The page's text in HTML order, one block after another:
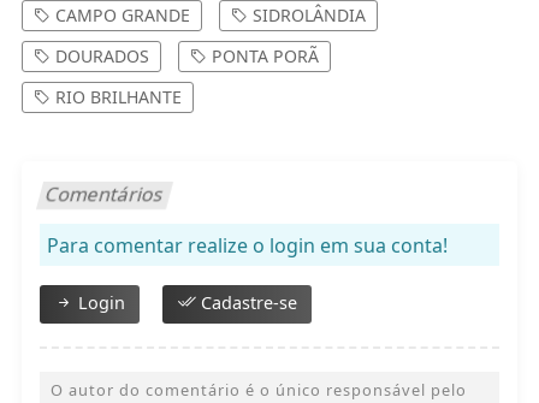
CAMPO GRANDE
SIDROLÂNDIA
DOURADOS
PONTA PORÃ
RIO BRILHANTE
Comentários
Para comentar realize o login em sua conta!
Login Cadastre-se
O autor do comentário é o único responsável pelo